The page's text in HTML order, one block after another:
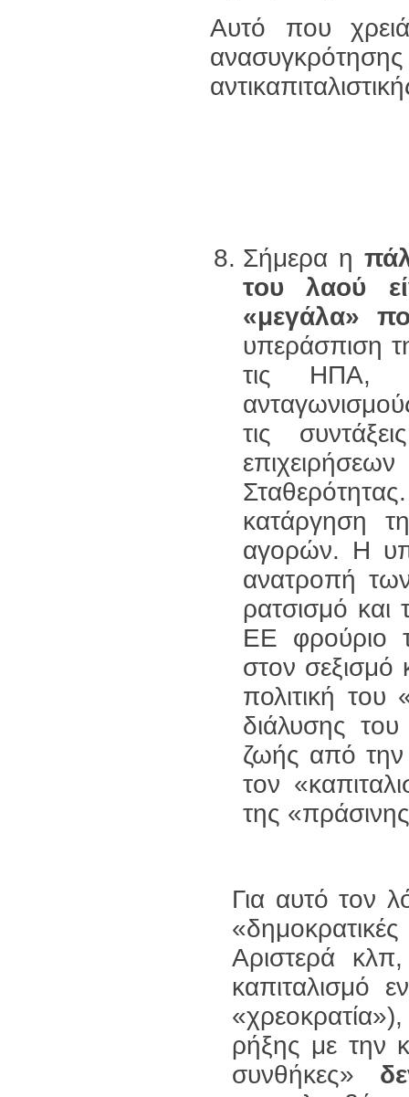
Αυτό που
Σήμερα η
του λαού
«μεγάλα»
υπεράσπιση
τις ΗΠΑ,
τις
κατάργηση
αγορών. Η
ανατροπή
ρατσισμό και
ΕΕ φρούριο
στον σεξισμό
πολιτική του
διάλυσης
ζωής από την
τον
της
Για αυτό τον
Αριστερά
καπιταλισμό
ρήξης με την
συνθήκες»